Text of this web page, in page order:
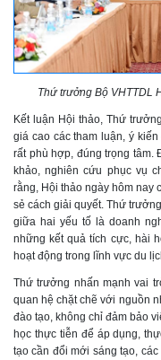
Thứ trưởng Bộ VHTTDL
Kết luận Hội thảo, Thứ
giá cao các tham luận, ý
rất phù hợp, đúng trọng tâm.
khảo, nghiên cứu phục vụ
rằng, Hội thảo ngày hôm nay
sẻ cách giải quyết. Thứ
giữa hai yếu tố là doanh
những kết quả tích cực, hài
hoạt động trong lĩnh vực du
Thứ trưởng nhấn mạnh vai
quan hệ chặt chẽ với nguồn
đào tạo, không chỉ đảm bảo
học thực tiễn để áp dụng,
tạo cần đổi mới sáng tạo,